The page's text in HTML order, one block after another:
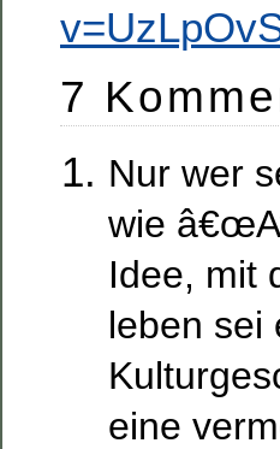
7
Nur wer
wie
Idee, mit
leben sei
eine